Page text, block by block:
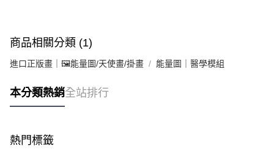
商品相關分類 (1)
進口正版畫｜🖼️能量圖/天使畫/掛畫 能量圖｜醫學模組
本分類熱銷全站排行
熱門標籤